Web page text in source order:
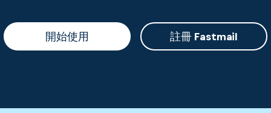
開始使用 註冊 Fastmail